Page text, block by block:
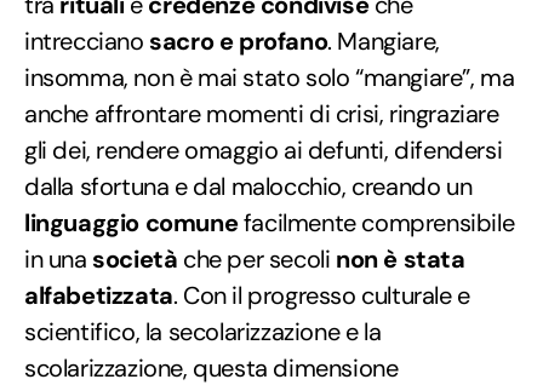
intrecciano sacro e profano. Mangiare,
insomma, non è mai stato solo “mangiare”, ma
anche affrontare momenti di crisi, ringraziare
gli dei, rendere omaggio ai defunti, difendersi
dalla sfortuna e dal malocchio, creando un
linguaggio comunefacilmente comprensibile
in una società che per secoli non è stata
alfabetizzata. Con il progresso culturale e
scientifico, la secolarizzazione e la
scolarizzazione, questa dimensione